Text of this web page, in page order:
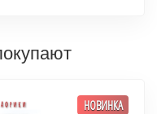
НОВИНКА